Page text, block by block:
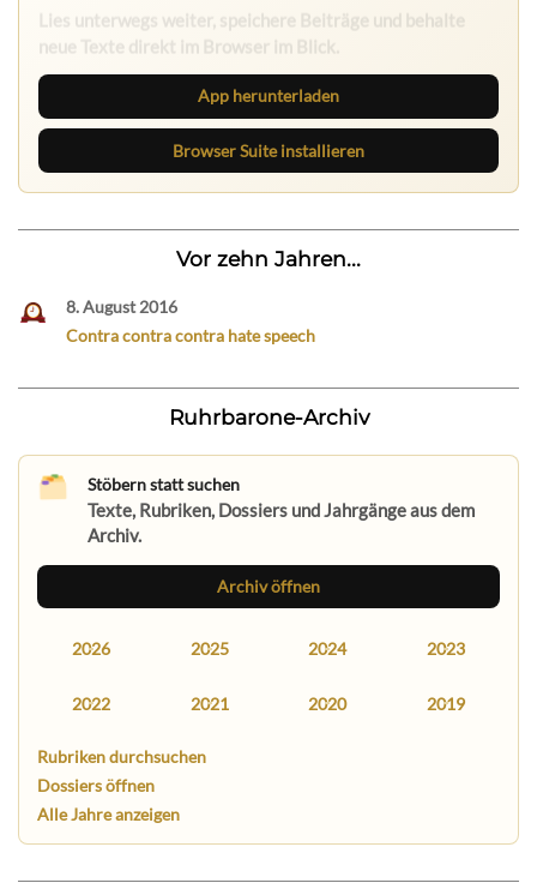
Lies unterwegs weiter, speichere Beiträge und behalte
neue Texte direkt im Browser im Blick.
App herunterladen
Browser Suite installieren
Vor zehn Jahren...
8. August 2016
Contra contra contra hate speech
Ruhrbarone-Archiv
Stöbern statt suchen
Texte, Rubriken, Dossiers und Jahrgänge aus dem
Archiv.
Archiv öffnen
2026 2025 2024 2023
2022 2021 2020 2019
Rubriken durchsuchen
Dossiers öffnen
Alle Jahre anzeigen